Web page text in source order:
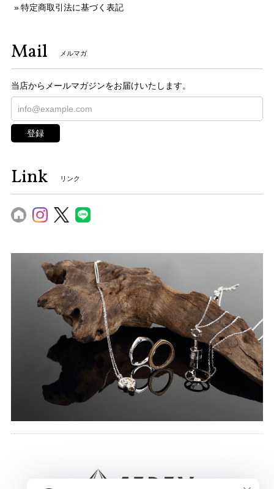
特定商取引法に基づく表記
Mail メルマガ
当店からメールマガジンをお届けいたします。
登録
Link リンク